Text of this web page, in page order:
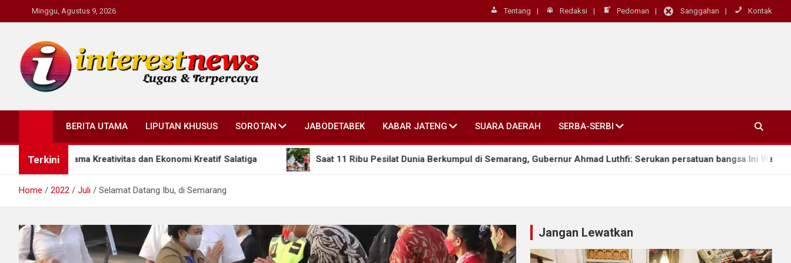
to
Minggu, Agustus 9, 2026 Tentang Redaksi Pedoman Sanggahan Kontak
Interestnews.or.id
BERITA UTAMA LIPUTAN KHUSUS SOROTAN JABODETABEK KABAR JATENG SUARA DAERAH SERBA-SERBI
Terkini
Kreativitas dan Ekonomi Kreatif Salatiga Saat 11 Ribu Pesilat Dunia Berkumpul di Semarang, Gubernur Ahmad Luthfi: Serukan persatuan bangsa Ini Warisan Budaya dan
Home 2022 Juli Selamat Datang Ibu, di Semarang
Jangan Lewatkan